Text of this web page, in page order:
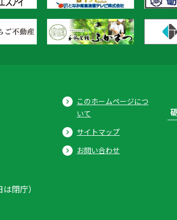
閉庁）
このホームページにつ
いて
サイトマップ
お問い合わせ